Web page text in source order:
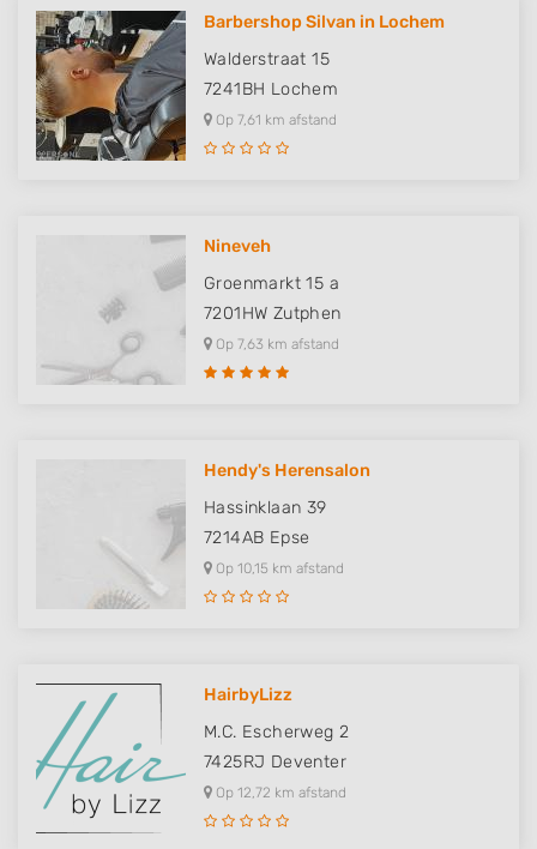
Barbershop Silvan in Lochem
Walderstraat 15
7241BH Lochem
Op 7,61 km afstand
Nineveh
Groenmarkt 15 a
7201HW Zutphen
Op 7,63 km afstand
Hendy's Herensalon
Hassinklaan 39
7214AB Epse
Op 10,15 km afstand
HairbyLizz
M.C. Escherweg 2
7425RJ Deventer
Op 12,72 km afstand